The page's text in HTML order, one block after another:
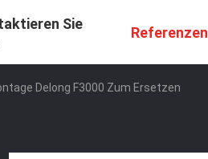
Sie
Referenzen
Delong F3000 Zum Ersetzen